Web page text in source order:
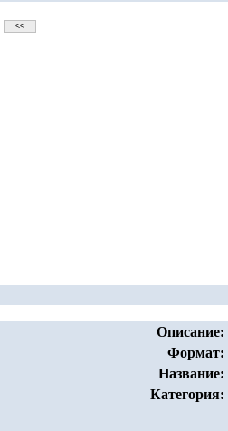
Описание:
Формат:
Название:
Категория: